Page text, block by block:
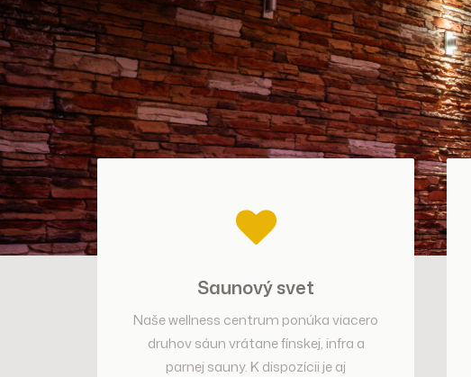
Saunový svet
Naše wellness centrum ponúka viacero
druhov sáun vrátane fínskej, infra a
parnej sauny. K dispozícii je aj